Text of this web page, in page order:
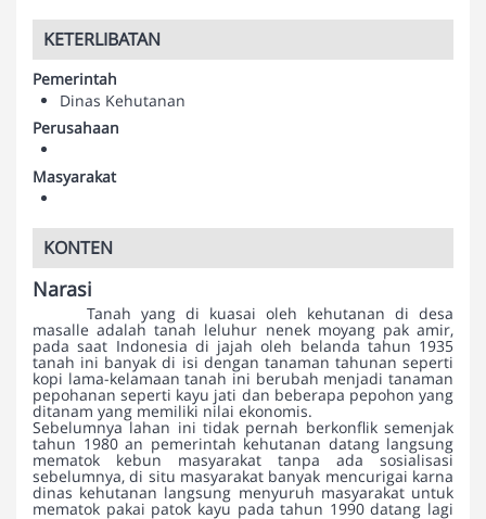
KETERLIBATAN
Pemerintah
Dinas Kehutanan
Perusahaan
Masyarakat
KONTEN
Narasi
Tanah yang di kuasai oleh kehutanan di desa
masalle adalah tanah leluhur nenek moyang pak amir,
pada saat Indonesia di jajah oleh belanda tahun 1935
tanah ini banyak di isi dengan tanaman tahunan seperti
kopi lama-kelamaan tanah ini berubah menjadi tanaman
pepohanan seperti kayu jati dan beberapa pepohon yang
ditanam yang memiliki nilai ekonomis.
Sebelumnya lahan ini tidak pernah berkonflik semenjak
tahun 1980 an pemerintah kehutanan datang langsung
mematok kebun masyarakat tanpa ada sosialisasi
sebelumnya, di situ masyarakat banyak mencurigai karna
dinas kehutanan langsung menyuruh masyarakat untuk
mematok pakai patok kayu pada tahun 1990 datang lagi